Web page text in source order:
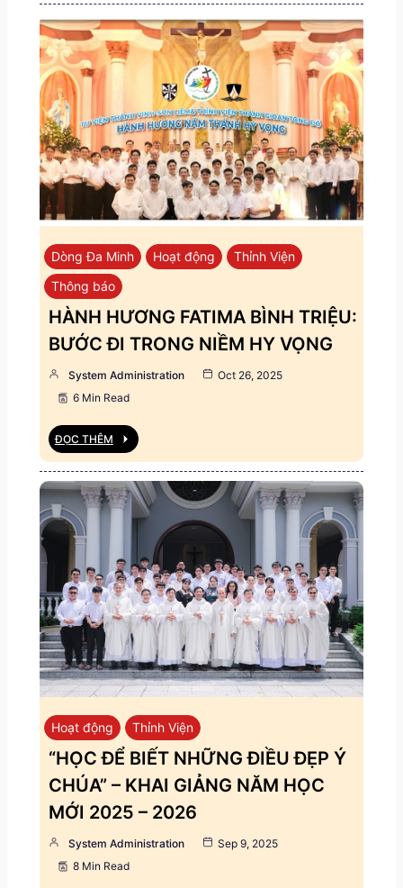
Dòng Đa Minh Hoạt động
Thỉnh Viện
Thông báo
HÀNH HƯƠNG FATIMA BÌNH TRIỆU:
BƯỚC ĐI TRONG NIỀM HY VỌNG
System Administration
Oct 26, 2025
6 Min Read
ĐỌC THÊM
Hoạt động Thỉnh Viện
“HỌC ĐỂ BIẾT NHỮNG ĐIỀU ĐẸP Ý
CHÚA” – KHAI GIẢNG NĂM HỌC
MỚI 2025 – 2026
System Administration
Sep 9, 2025
8 Min Read